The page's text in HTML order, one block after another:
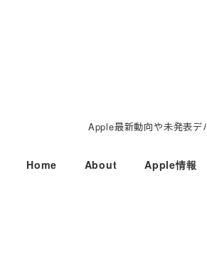
Apple最新動向や未発表デ
Home About Apple情報